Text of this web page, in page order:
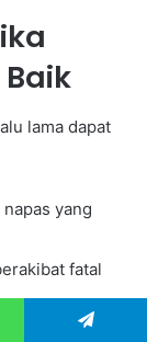
lama dapat
yang
fatal
bisa